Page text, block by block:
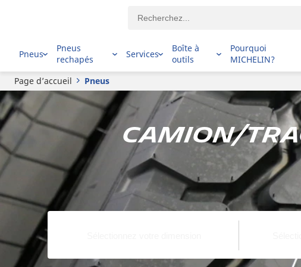
Pneus
Pneus
rechapés
Services
Boîte à
outils
Pourquoi
MICHELIN?
Page d’accueil Pneus
Camion/